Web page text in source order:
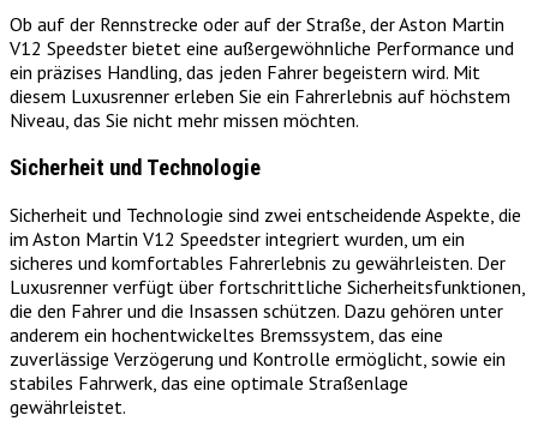
Ob auf der Rennstrecke oder auf der Straße, der Aston Martin
V12 Speedster bietet eine außergewöhnliche Performance und
ein präzises Handling, das jeden Fahrer begeistern wird. Mit
diesem Luxusrenner erleben Sie ein Fahrerlebnis auf höchstem
Niveau, das Sie nicht mehr missen möchten.
Sicherheit und Technologie
Sicherheit und Technologie sind zwei entscheidende Aspekte, die
im Aston Martin V12 Speedster integriert wurden, um ein
sicheres und komfortables Fahrerlebnis zu gewährleisten. Der
Luxusrenner verfügt über fortschrittliche Sicherheitsfunktionen,
die den Fahrer und die Insassen schützen. Dazu gehören unter
anderem ein hochentwickeltes Bremssystem, das eine
zuverlässige Verzögerung und Kontrolle ermöglicht, sowie ein
stabiles Fahrwerk, das eine optimale Straßenlage
gewährleistet.